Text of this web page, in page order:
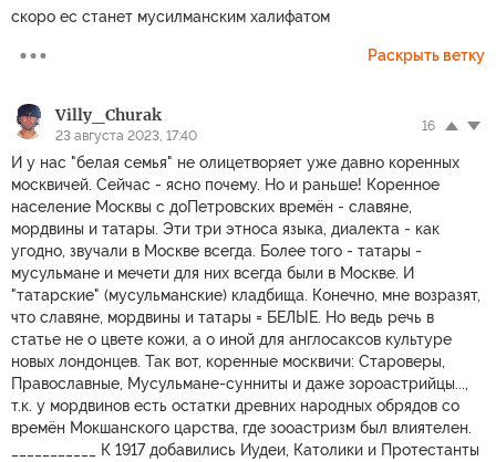
скоро ес станет мусилманским халифатом
Раскрыть ветку
Villy_Churak
23 августа 2023, 17:40
16
И у нас "белая семья" не олицетворяет уже давно коренных
москвичей. Сейчас - ясно почему. Но и раньше! Коренное
население Москвы с доПетровских времён - славяне,
мордвины и татары. Эти три этноса языка, диалекта - как
угодно, звучали в Москве всегда. Более того - татары -
мусульмане и мечети для них всегда были в Москве. И
"татарские" (мусульманские) кладбища. Конечно, мне возразят,
что славяне, мордвины и татары = БЕЛЫЕ. Но ведь речь в
статье не о цвете кожи, а о иной для англосаксов культуре
новых лондонцев. Так вот, коренные москвичи: Староверы,
Православные, Мусульмане-сунниты и даже зороастрийцы...,
т.к. у мордвинов есть остатки древних народных обрядов со
времён Мокшанского царства, где зооастризм был влиятелен.
___________ К 1917 добавились Иудеи, Католики и Протестанты